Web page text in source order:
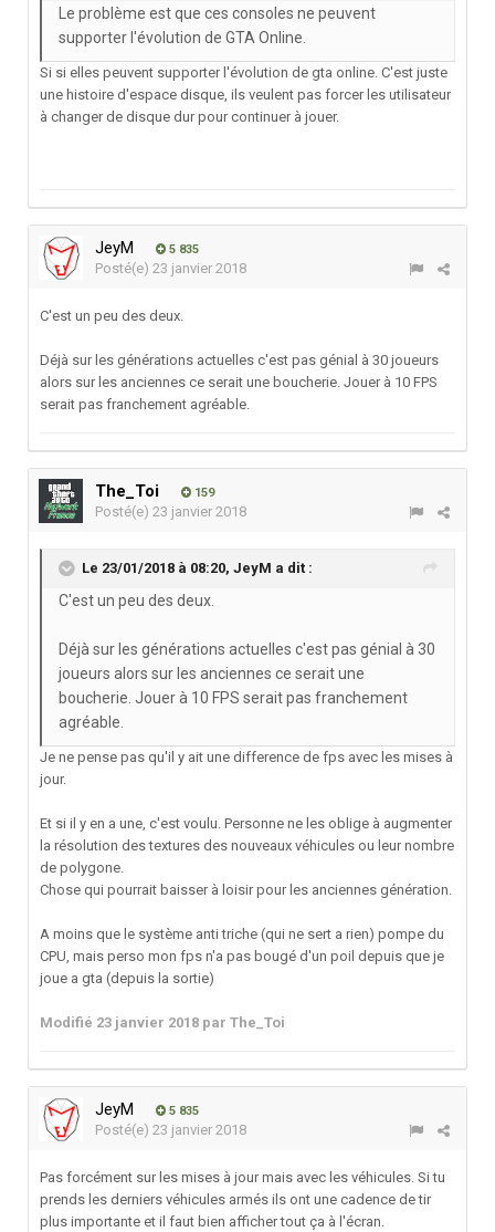
Le problème est que ces consoles ne peuvent
supporter l'évolution de GTA Online.
Si si elles peuvent supporter l'évolution de gta online. C'est juste
une histoire d'espace disque, ils veulent pas forcer les utilisateur
à changer de disque dur pour continuer à jouer.
JeyM 5 835
Posté(e) 23 janvier 2018
C'est un peu des deux.
Déjà sur les générations actuelles c'est pas génial à 30 joueurs
alors sur les anciennes ce serait une boucherie. Jouer à 10 FPS
serait pas franchement agréable.
The_Toi 159
Posté(e) 23 janvier 2018
Le 23/01/2018 à 08:20, JeyM a dit :
C'est un peu des deux.
Déjà sur les générations actuelles c'est pas génial à 30
joueurs alors sur les anciennes ce serait une
boucherie. Jouer à 10 FPS serait pas franchement
agréable.
Je ne pense pas qu'il y ait une difference de fps avec les mises à
jour.
Et si il y en a une, c'est voulu. Personne ne les oblige à augmenter
la résolution des textures des nouveaux véhicules ou leur nombre
de polygone.
Chose qui pourrait baisser à loisir pour les anciennes génération.
A moins que le système anti triche (qui ne sert a rien) pompe du
CPU, mais perso mon fps n'a pas bougé d'un poil depuis que je
joue a gta (depuis la sortie)
Modifié 23 janvier 2018 par The_Toi
JeyM 5 835
Posté(e) 23 janvier 2018
Pas forcément sur les mises à jour mais avec les véhicules. Si tu
prends les derniers véhicules armés ils ont une cadence de tir
plus importante et il faut bien afficher tout ça à l'écran.